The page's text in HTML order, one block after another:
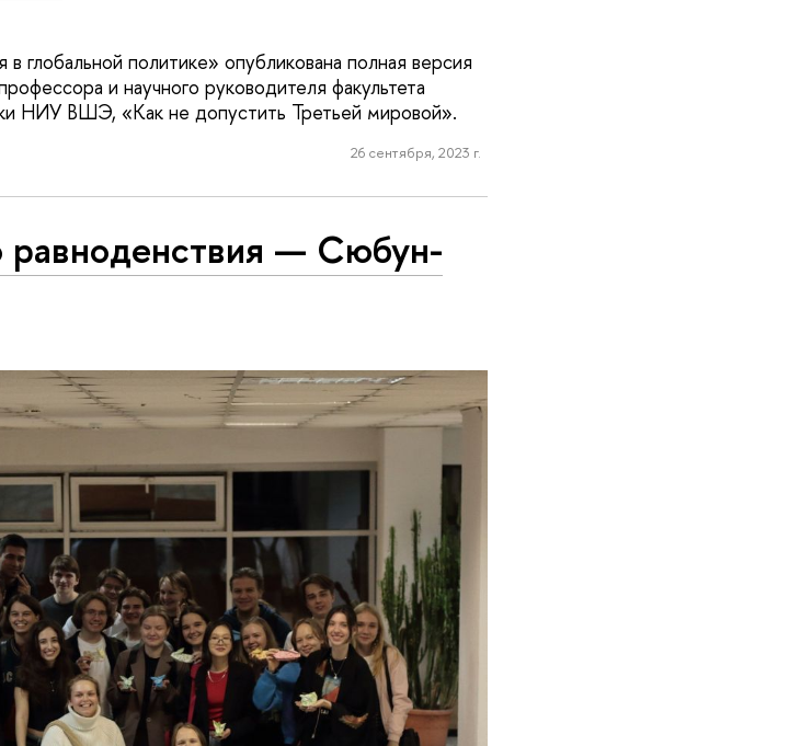
глобальной политике» опубликована полная версия
и научного руководителя факультета
НИУ ВШЭ, «Как не допустить Третьей мировой».
26 сентября, 2023 г.
равноденствия — Сюбун-